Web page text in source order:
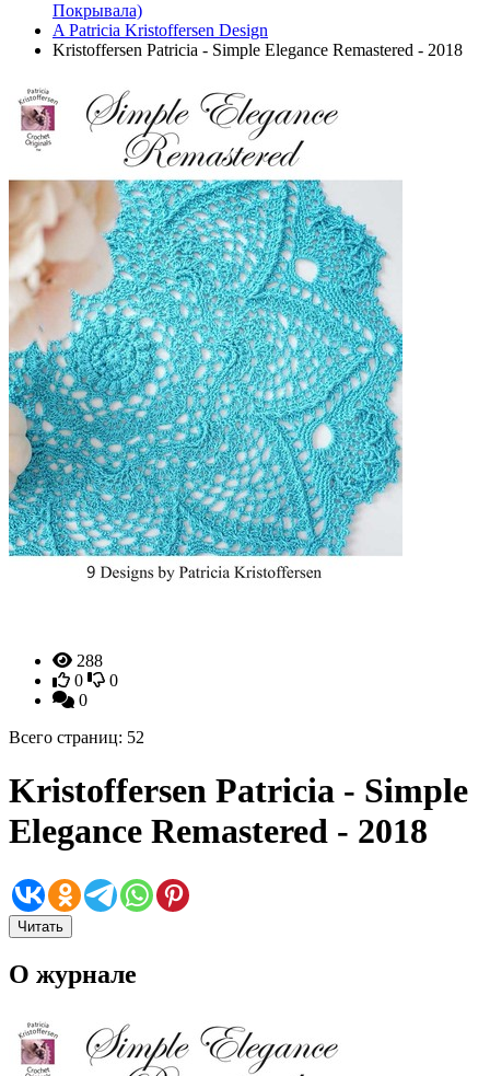
Покрывала)
A Patricia Kristoffersen Design
Kristoffersen Patricia - Simple Elegance Remastered - 2018
288
0
0
0
Всего страниц: 52
Kristoffersen Patricia - Simple
Elegance Remastered - 2018
Читать
О журнале